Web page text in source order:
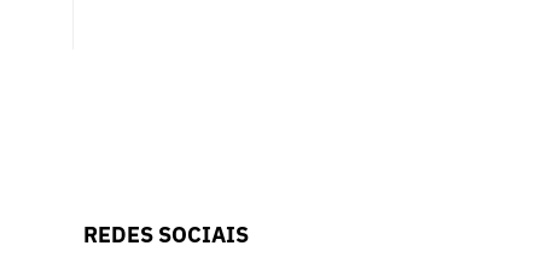
REDES SOCIAIS